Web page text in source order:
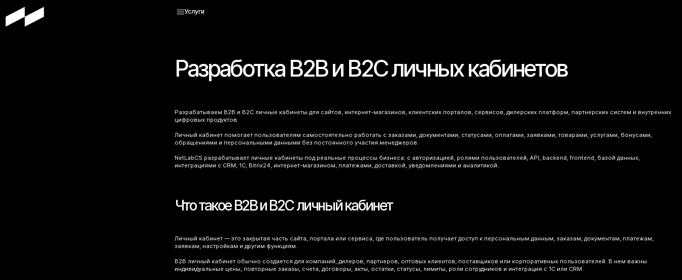
Услуги
Блог
Контакты
Разработка B2B и B2C личных кабинетов
Разрабатываем B2B и B2C личные кабинеты для сайтов, интернет-магазинов, клиентских порталов, сервисов, дилерских платформ, партнерских систем и внутренних
цифровых продуктов.
Личный кабинет помогает пользователям самостоятельно работать с заказами, документами, статусами, оплатами, заявками, товарами, услугами, бонусами,
обращениями и персональными данными без постоянного участия менеджеров.
NetLabCS разрабатывает личные кабинеты под реальные процессы бизнеса: с авторизацией, ролями пользователей, API, backend, frontend, базой данных,
интеграциями с CRM, 1С, Bitrix24, интернет-магазином, платежами, доставкой, уведомлениями и аналитикой.
Что такое B2B и B2C личный кабинет
Личный кабинет — это закрытая часть сайта, портала или сервиса, где пользователь получает доступ к персональным данным, заказам, документам, платежам,
заявкам, настройкам и другим функциям.
B2B личный кабинет обычно создается для компаний, дилеров, партнеров, оптовых клиентов, поставщиков или корпоративных пользователей. В нем важны
индивидуальные цены, повторные заказы, счета, договоры, акты, остатки, статусы, лимиты, роли сотрудников и интеграция с 1С или CRM.